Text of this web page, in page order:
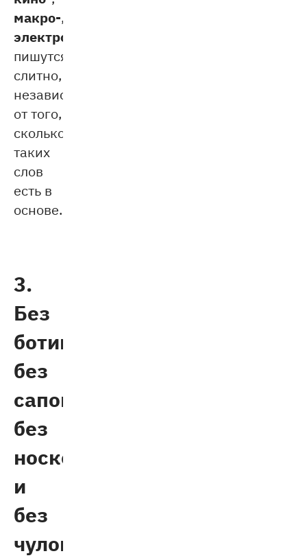
макро-,
электро-
пишутся
слитно,
независимо
от того,
сколько
таких
слов
есть в
основе.
3.
Без
ботинок,
без
сапог,
без
носков
и
без
чулок